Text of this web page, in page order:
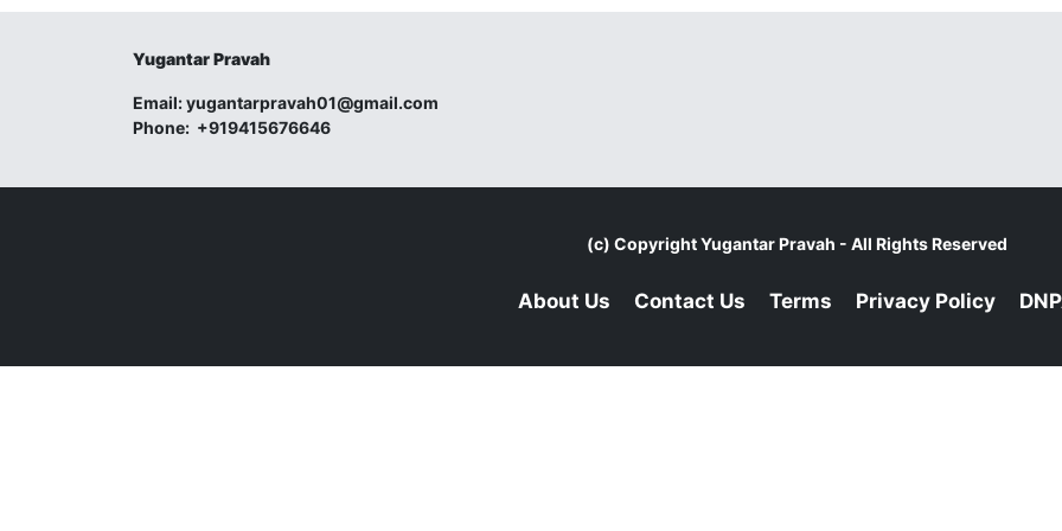
Yugantar Pravah
Email:yugantarpravah01@gmail.com
Phone: +919415676646
(c) CopyrightYugantar Pravah - All Rights Reserved
About Us Contact Us Terms Privacy Policy